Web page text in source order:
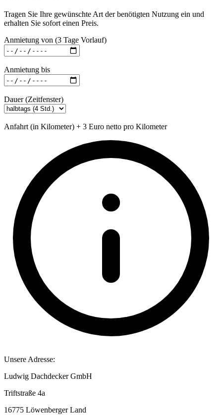
Tragen Sie Ihre gewünschte Art der benötigten Nutzung ein und
erhalten Sie sofort einen Preis.
Anmietung von (3 Tage Vorlauf)
Anmietung bis
Dauer (Zeitfenster)
Anfahrt (in Kilometer) + 3 Euro netto pro Kilometer
Unsere Adresse:
Ludwig Dachdecker GmbH
Triftstraße 4a
16775 Löwenberger Land